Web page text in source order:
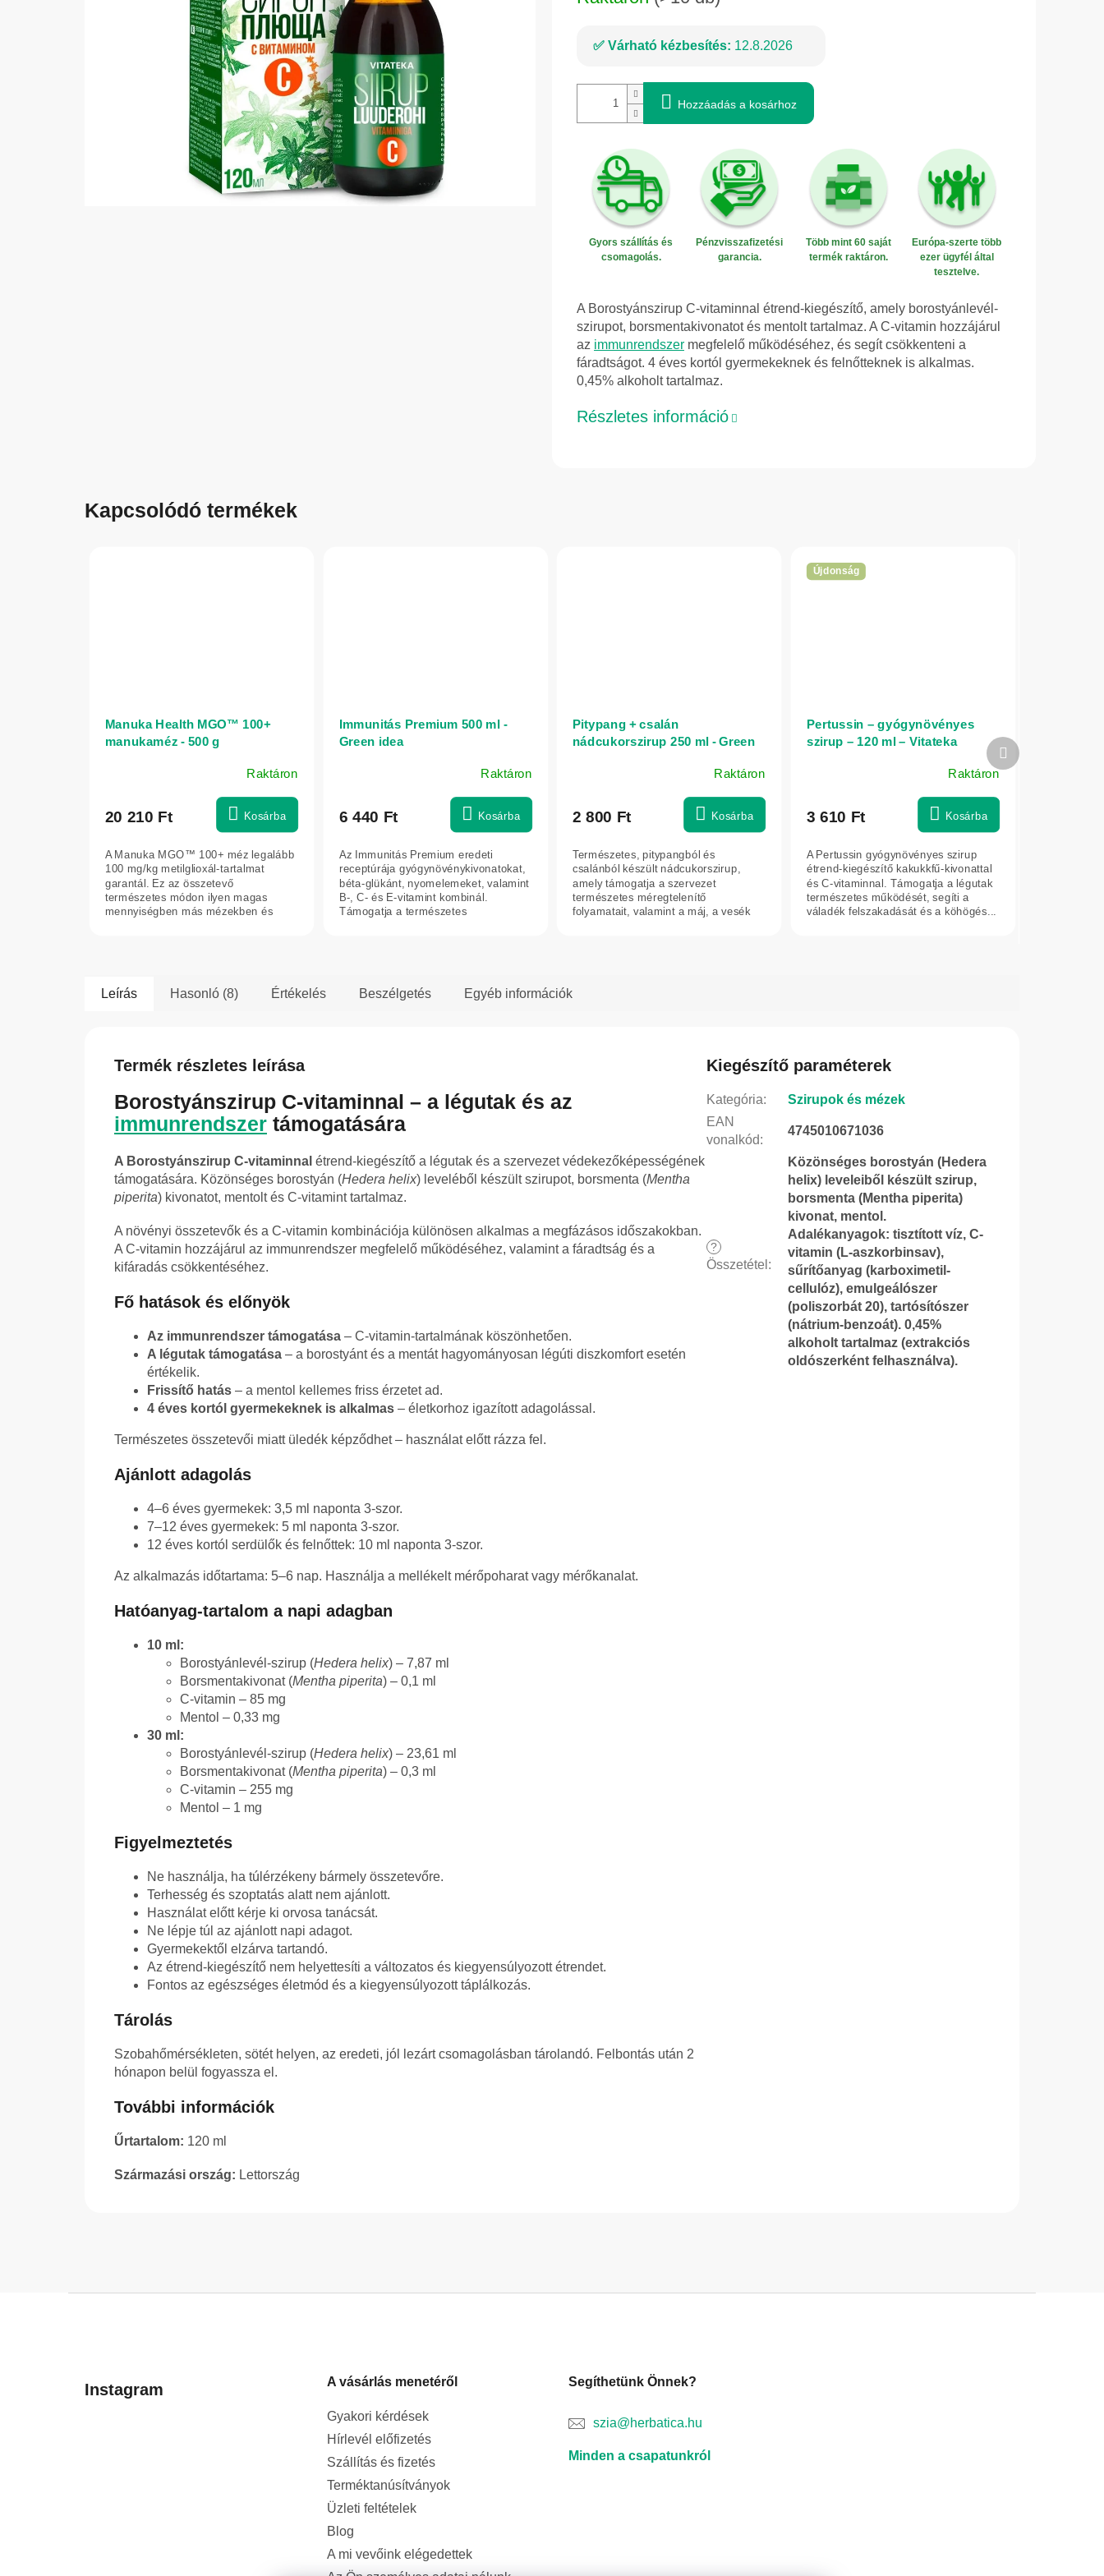
Várható kézbesítés: 12.8.2026
Hozzáadás a kosárhoz
Gyors szállítás és
csomagolás.
Pénzvisszafizetési
garancia.
Több mint 60 saját
termék raktáron.
Európa-szerte több
ezer ügyfél által
tesztelve.
A Borostyánszirup C-vitaminnal étrend-kiegészítő, amely borostyánlevél-
szirupot, borsmentakivonatot és mentolt tartalmaz. A C-vitamin hozzájárul
az immunrendszer megfelelő működéséhez, és segít csökkenteni a
fáradtságot. 4 éves kortól gyermekeknek és felnőtteknek is alkalmas.
0,45% alkoholt tartalmaz.
Részletes információ
Kapcsolódó termékek
Manuka Health MGO™ 100+
manukaméz - 500 g
Raktáron
20 210 Ft Kosárba
A Manuka MGO™ 100+ méz legalább
100 mg/kg metilglioxál-tartalmat
garantál. Ez az összetevő
természetes módon ilyen magas
mennyiségben más mézekben és
Immunitás Premium 500 ml -
Green idea
Raktáron
6 440 Ft Kosárba
Az Immunitás Premium eredeti
receptúrája gyógynövénykivonatokat,
béta-glükánt, nyomelemeket, valamint
B-, C- és E-vitamint kombinál.
Támogatja a természetes
Pitypang + csalán
nádcukorszirup 250 ml - Green
Raktáron
2 800 Ft Kosárba
Természetes, pitypangból és
csalánból készült nádcukorszirup,
amely támogatja a szervezet
természetes méregtelenítő
folyamatait, valamint a máj, a vesék
Újdonság
Pertussin – gyógynövényes
szirup – 120 ml – Vitateka
Raktáron
3 610 Ft Kosárba
A Pertussin gyógynövényes szirup
étrend-kiegészítő kakukkfű-kivonattal
és C-vitaminnal. Támogatja a légutak
természetes működését, segíti a
váladék felszakadását és a köhögés...
Következő
termék
Leírás Hasonló (8) Értékelés Beszélgetés Egyéb információk
Termék részletes leírása
Borostyánszirup C-vitaminnal – a légutak és az
immunrendszer támogatására
A Borostyánszirup C-vitaminnal étrend-kiegészítő a légutak és a szervezet védekezőképességének
támogatására. Közönséges borostyán (Hedera helix) leveléből készült szirupot, borsmenta (Mentha
piperita) kivonatot, mentolt és C-vitamint tartalmaz.
A növényi összetevők és a C-vitamin kombinációja különösen alkalmas a megfázásos időszakokban.
A C-vitamin hozzájárul az immunrendszer megfelelő működéséhez, valamint a fáradtság és a
kifáradás csökkentéséhez.
Fő hatások és előnyök
Az immunrendszer támogatása – C-vitamin-tartalmának köszönhetően.
A légutak támogatása – a borostyánt és a mentát hagyományosan légúti diszkomfort esetén
értékelik.
Frissítő hatás – a mentol kellemes friss érzetet ad.
4 éves kortól gyermekeknek is alkalmas – életkorhoz igazított adagolással.
Természetes összetevői miatt üledék képződhet – használat előtt rázza fel.
Ajánlott adagolás
4–6 éves gyermekek: 3,5 ml naponta 3-szor.
7–12 éves gyermekek: 5 ml naponta 3-szor.
12 éves kortól serdülők és felnőttek: 10 ml naponta 3-szor.
Az alkalmazás időtartama: 5–6 nap. Használja a mellékelt mérőpoharat vagy mérőkanalat.
Hatóanyag-tartalom a napi adagban
10 ml:
Borostyánlevél-szirup (Hedera helix) – 7,87 ml
Borsmentakivonat (Mentha piperita) – 0,1 ml
C-vitamin – 85 mg
Mentol – 0,33 mg
30 ml:
Borostyánlevél-szirup (Hedera helix) – 23,61 ml
Borsmentakivonat (Mentha piperita) – 0,3 ml
C-vitamin – 255 mg
Mentol – 1 mg
Figyelmeztetés
Ne használja, ha túlérzékeny bármely összetevőre.
Terhesség és szoptatás alatt nem ajánlott.
Használat előtt kérje ki orvosa tanácsát.
Ne lépje túl az ajánlott napi adagot.
Gyermekektől elzárva tartandó.
Az étrend-kiegészítő nem helyettesíti a változatos és kiegyensúlyozott étrendet.
Fontos az egészséges életmód és a kiegyensúlyozott táplálkozás.
Tárolás
Szobahőmérsékleten, sötét helyen, az eredeti, jól lezárt csomagolásban tárolandó. Felbontás után 2
hónapon belül fogyassza el.
További információk
Űrtartalom: 120 ml
Származási ország: Lettország
Kiegészítő paraméterek
Kategória:
Szirupok és mézek
EAN
vonalkód:
4745010671036
?
Összetétel :
Közönséges borostyán (Hedera
helix) leveleiből készült szirup,
borsmenta (Mentha piperita)
kivonat, mentol.
Adalékanyagok: tisztított víz, C-
vitamin (L-aszkorbinsav),
sűrítőanyag (karboximetil-
cellulóz), emulgeálószer
(poliszorbát 20), tartósítószer
(nátrium-benzoát). 0,45%
alkoholt tartalmaz (extrakciós
oldószerként felhasználva).
Instagram A vásárlás menetéről
Gyakori kérdések
Hírlevél előfizetés
Szállítás és fizetés
Terméktanúsítványok
Üzleti feltételek
Blog
A mi vevőink elégedettek
Segíthetünk Önnek?
szia@herbatica.hu
Minden a csapatunkról